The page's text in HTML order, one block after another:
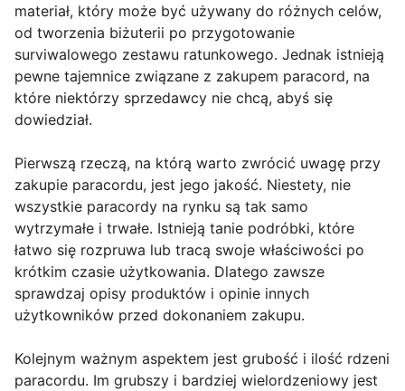
materiał, który może być używany do różnych celów,
od tworzenia biżuterii po przygotowanie
surviwalowego zestawu ratunkowego. Jednak istnieją
pewne tajemnice związane z zakupem paracord, na
które niektórzy sprzedawcy nie chcą, abyś się
dowiedział.
Pierwszą rzeczą, na którą warto zwrócić uwagę przy
zakupie paracordu, jest jego jakość. Niestety, nie
wszystkie paracordy na rynku są tak samo
wytrzymałe i trwałe. Istnieją tanie podróbki, które
łatwo się rozpruwa lub tracą swoje właściwości po
krótkim czasie użytkowania. Dlatego zawsze
sprawdzaj opisy produktów i opinie innych
użytkowników przed dokonaniem zakupu.
Kolejnym ważnym aspektem jest grubość i ilość rdzeni
paracordu. Im grubszy i bardziej wielordzeniowy jest